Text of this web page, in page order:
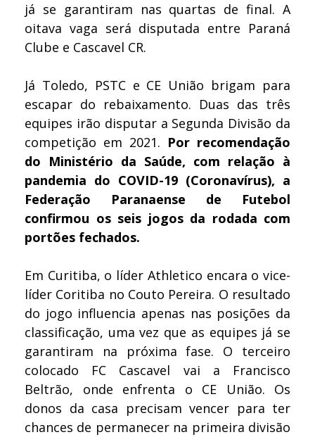
já se garantiram nas quartas de final. A
oitava vaga será disputada entre Paraná
Clube e Cascavel CR.
Já Toledo, PSTC e CE União brigam para
escapar do rebaixamento. Duas das três
equipes irão disputar a Segunda Divisão da
competição em 2021. Por recomendação
do Ministério da Saúde, com relação à
pandemia do COVID-19 (Coronavírus), a
Federação Paranaense de Futebol
confirmou os seis jogos da rodada com
portões fechados.
Em Curitiba, o líder Athletico encara o vice-
líder Coritiba no Couto Pereira. O resultado
do jogo influencia apenas nas posições da
classificação, uma vez que as equipes já se
garantiram na próxima fase. O terceiro
colocado FC Cascavel vai a Francisco
Beltrão, onde enfrenta o CE União. Os
donos da casa precisam vencer para ter
chances de permanecer na primeira divisão